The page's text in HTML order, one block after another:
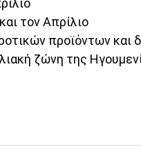
τον Απρίλιο
προϊόντων και
ζώνη της